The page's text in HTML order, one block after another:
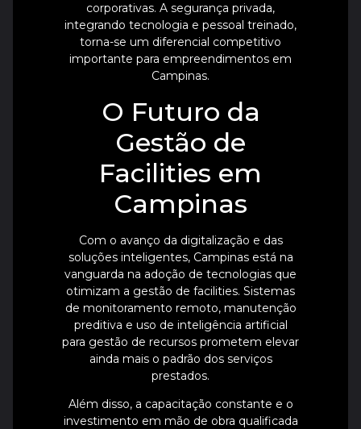
corporativas. A segurança privada,
integrando tecnologia e pessoal treinado,
torna-se um diferencial competitivo
importante para empreendimentos em
Campinas.
O Futuro da
Gestão de
Facilities em
Campinas
Com o avanço da digitalização e das
soluções inteligentes, Campinas está na
vanguarda na adoção de tecnologias que
otimizam a gestão de facilities. Sistemas
de monitoramento remoto, manutenção
preditiva e uso de inteligência artificial
para gestão de recursos prometem elevar
ainda mais o padrão dos serviços
prestados.
Além disso, a capacitação constante e o
investimento em mão de obra qualificada